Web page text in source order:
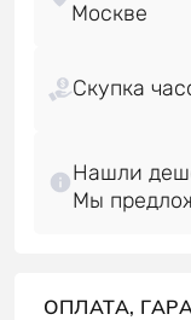
Скупка
Нашли
ОПЛАТА,